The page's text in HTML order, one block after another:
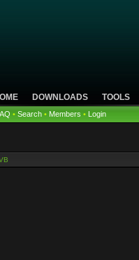
DOWNLOADS TOOLS
• Search• Members • Login